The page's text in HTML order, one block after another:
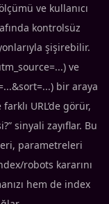
ve kullanıcı
kontrolsüz
şişirebilir.
ve
bir araya
URL’de görür,
sinyali zayıflar. Bu
parametreleri
robots kararını
hem de index